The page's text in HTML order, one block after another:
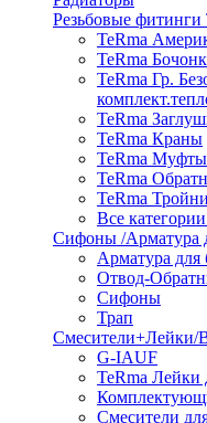
Резьбовые фитинги
TeRma
TeRma
TeRma Гр.
TeRma
TeRma Краны
TeRma
TeRma
TeRma
Все
Сифоны /Арматура
Арматура для
Отвод-
Сифоны
Трап
Смесители+Лейки/
G-IAUF
TeRma Лейки
Смесители